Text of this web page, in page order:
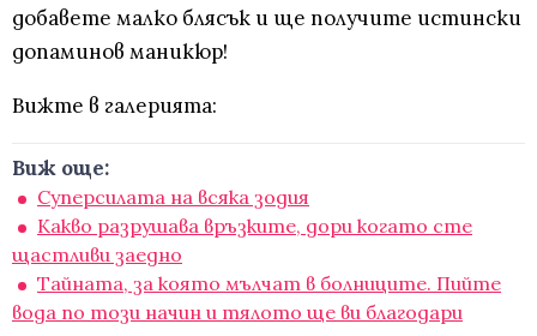
добавете малко блясък и ще получите истински
допаминов маникюр!
Вижте в галерията:
Виж още:
Суперсилата на всяка зодия
Какво разрушава връзките, дори когато сте
щастливи заедно
Тайната, за която мълчат в болниците. Пийте
вода по този начин и тялото ще ви благодари